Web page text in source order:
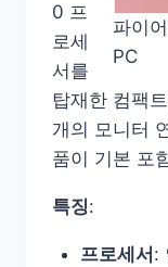
파이
PC
0 프
로세
서를
탑재한 컴팩
개의 모니터
품이 기본 포
특징:
프로세서 :